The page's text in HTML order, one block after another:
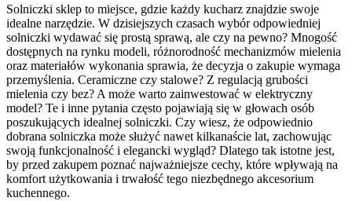
Solniczki sklep to miejsce, gdzie każdy kucharz znajdzie swoje
idealne narzędzie. W dzisiejszych czasach wybór odpowiedniej
solniczki wydawać się prostą sprawą, ale czy na pewno? Mnogość
dostępnych na rynku modeli, różnorodność mechanizmów mielenia
oraz materiałów wykonania sprawia, że decyzja o zakupie wymaga
przemyślenia. Ceramiczne czy stalowe? Z regulacją grubości
mielenia czy bez? A może warto zainwestować w elektryczny
model? Te i inne pytania często pojawiają się w głowach osób
poszukujących idealnej solniczki. Czy wiesz, że odpowiednio
dobrana solniczka może służyć nawet kilkanaście lat, zachowując
swoją funkcjonalność i elegancki wygląd? Dlatego tak istotne jest,
by przed zakupem poznać najważniejsze cechy, które wpływają na
komfort użytkowania i trwałość tego niezbędnego akcesorium
kuchennego.